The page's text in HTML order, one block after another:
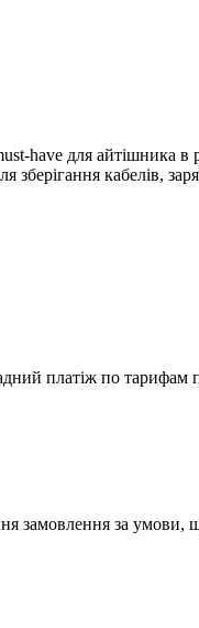
для айтішника в
зберігання
платіж по тарифам
замовлення за